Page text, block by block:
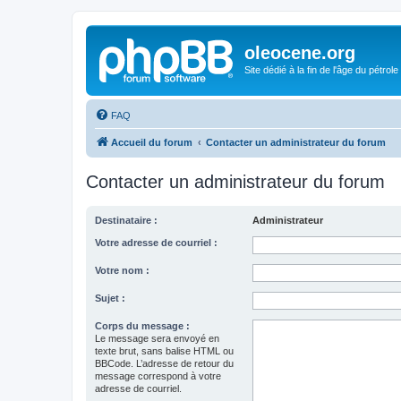
oleocene.org
Site dédié à la fin de l'âge du pétrole
FAQ
Accueil du forum Contacter un administrateur du forum
Contacter un administrateur du forum
Destinataire : Administrateur
Votre adresse de courriel :
Votre nom :
Sujet :
Corps du message :
Le message sera envoyé en
texte brut, sans balise HTML ou
BBCode. L’adresse de retour du
message correspond à votre
adresse de courriel.